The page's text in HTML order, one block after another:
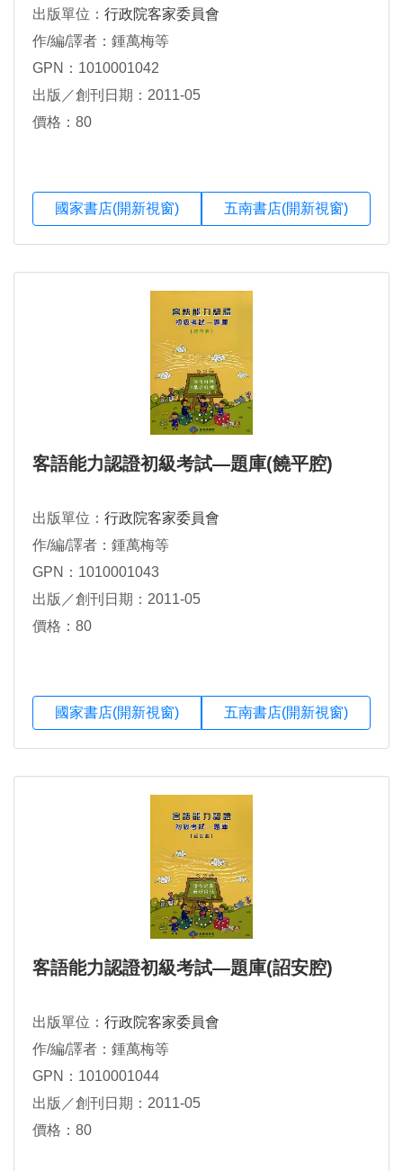
出版單位： 行政院客家委員會
作/編/譯者：鍾萬梅等
GPN：1010001042
出版／創刊日期：2011-05
價格：80
國家書店(開新視窗) 五南書店(開新視窗)
客語能力認證初級考試―題庫(饒平腔)
出版單位： 行政院客家委員會
作/編/譯者：鍾萬梅等
GPN：1010001043
出版／創刊日期：2011-05
價格：80
國家書店(開新視窗) 五南書店(開新視窗)
客語能力認證初級考試―題庫(詔安腔)
出版單位： 行政院客家委員會
作/編/譯者：鍾萬梅等
GPN：1010001044
出版／創刊日期：2011-05
價格：80